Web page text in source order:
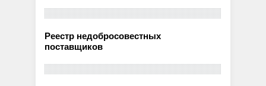
Реестр недобросовестных
поставщиков